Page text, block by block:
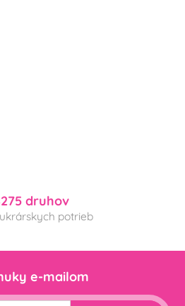
druhov
potrieb
e-mailom